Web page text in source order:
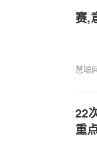
赛,
慧聪
22
重